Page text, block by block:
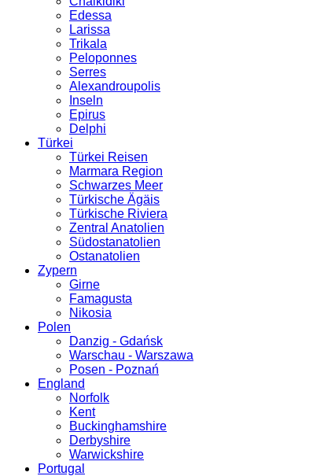
Edessa
Larissa
Trikala
Peloponnes
Serres
Alexandroupolis
Inseln
Epirus
Delphi
Türkei
Türkei Reisen
Marmara Region
Schwarzes Meer
Türkische Ägäis
Türkische Riviera
Zentral Anatolien
Südostanatolien
Ostanatolien
Zypern
Girne
Famagusta
Nikosia
Polen
Danzig - Gdańsk
Warschau - Warszawa
Posen - Poznań
England
Norfolk
Kent
Buckinghamshire
Derbyshire
Warwickshire
Portugal